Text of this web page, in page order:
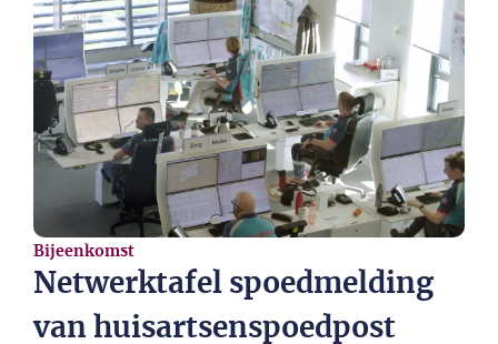
Bijeenkomst
Netwerktafel spoedmelding
van huisartsenspoedpost